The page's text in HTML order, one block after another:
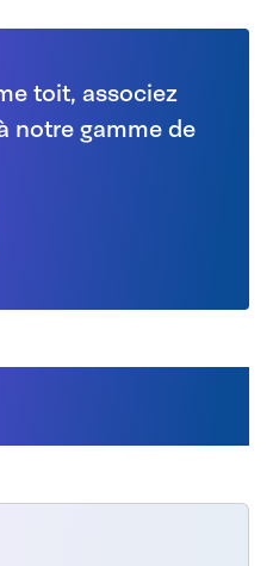
toit, associez
notre gamme de